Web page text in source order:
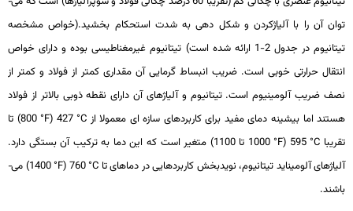
توان آن را با آلیاژکردن و شکل دهی به شدت استحکام بخشید.(خواص مشخصه
تیتانیوم در جدول 2-1 ارائه شده است) تیتانیوم غیرمغناطیسی بوده و دارای خواص
انتقال حرارتی خوبی است. ضریب انبساط گرمایی آن مقداری کمتر از فولاد و کمتر از
نصف ضریب آلومینیوم است. تیتانیوم و آلیاژهای آن دارای نقطه ذوبی بالاتر از فولاد
هستند اما بیشینه دمای مفید برای کاربردهای سازه­ ای معمولا از °C
427 (
°F
800) تا
تقریبا °C
595 (
°F
1000 تا 1100) متغیر است که این دما به ترکیب آن بستگی دارد.
آلیاژهای آلومیناید تیتانیوم، نویدبخش کاربردهایی در دماهای تا °C
760 (
°F
1400) می­
باشند.